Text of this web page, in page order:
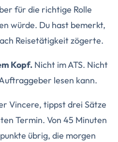
für die richtige Rolle
würde. Du hast bemerkt,
Reisetätigkeit zögerte.
Kopf. Nicht im ATS. Nicht
lesen kann.
Vincere, tippst drei Sätze
Termin. Von 45 Minuten
übrig, die morgen